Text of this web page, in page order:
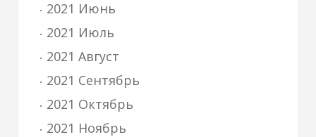
2021 Июнь
2021 Июль
2021 Август
2021 Сентябрь
2021 Октябрь
2021 Ноябрь